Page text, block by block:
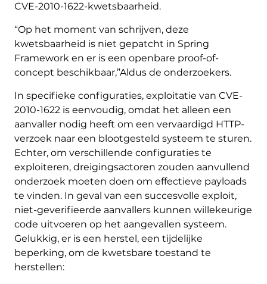
CVE-2010-1622-kwetsbaarheid.
“Op het moment van schrijven, deze
kwetsbaarheid is niet gepatcht in Spring
Framework en er is een openbare proof-of-
concept beschikbaar,”Aldus de onderzoekers.
In specifieke configuraties, exploitatie van CVE-
2010-1622 is eenvoudig, omdat het alleen een
aanvaller nodig heeft om een vervaardigd HTTP-
verzoek naar een blootgesteld systeem te sturen.
Echter, om verschillende configuraties te
exploiteren, dreigingsactoren zouden aanvullend
onderzoek moeten doen om effectieve payloads
te vinden. In geval van een succesvolle exploit,
niet-geverifieerde aanvallers kunnen willekeurige
code uitvoeren op het aangevallen systeem.
Gelukkig, er is een herstel, een tijdelijke
beperking, om de kwetsbare toestand te
herstellen: